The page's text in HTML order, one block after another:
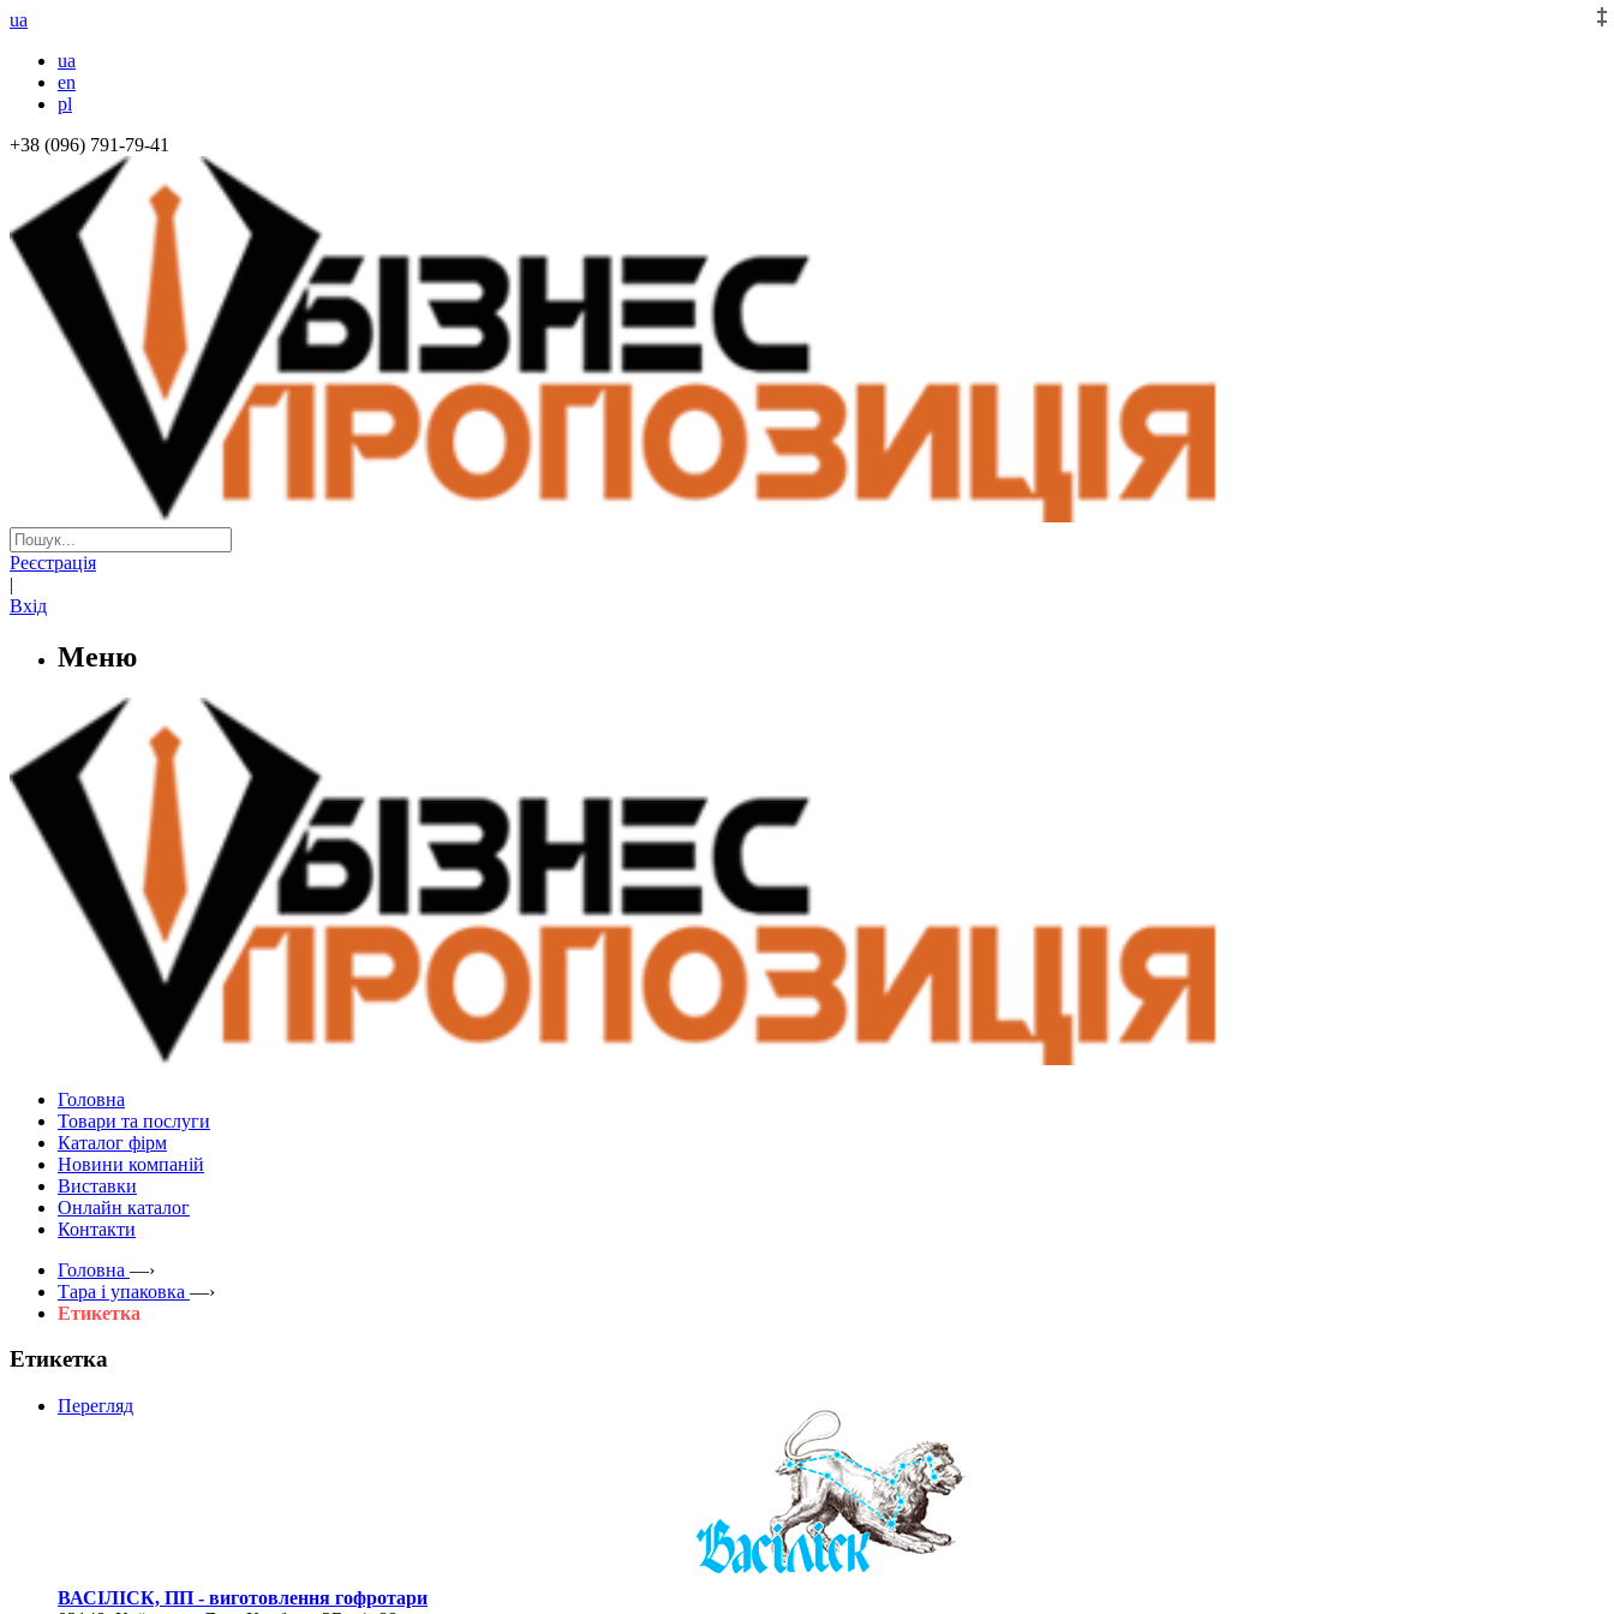
ua
ua
en
pl
+38 (096) 791-79-41
Реєстрація
|
Вхід
Меню
Головна
Товари та послуги
Каталог фірм
Новини компаній
Виставки
Онлайн каталог
Контакти
Головна —›
Тара і упаковка —›
Етикетка
Етикетка
Перегляд
ВАСІЛІСК, ПП - виготовлення гофротари